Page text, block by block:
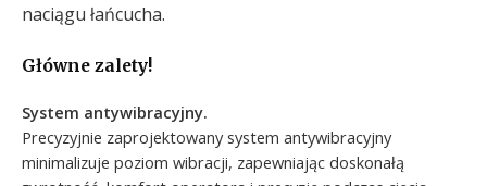
naciągu łańcucha.
Główne zalety!
System antywibracyjny.
Precyzyjnie zaprojektowany system antywibracyjny
minimalizuje poziom wibracji, zapewniając doskonałą